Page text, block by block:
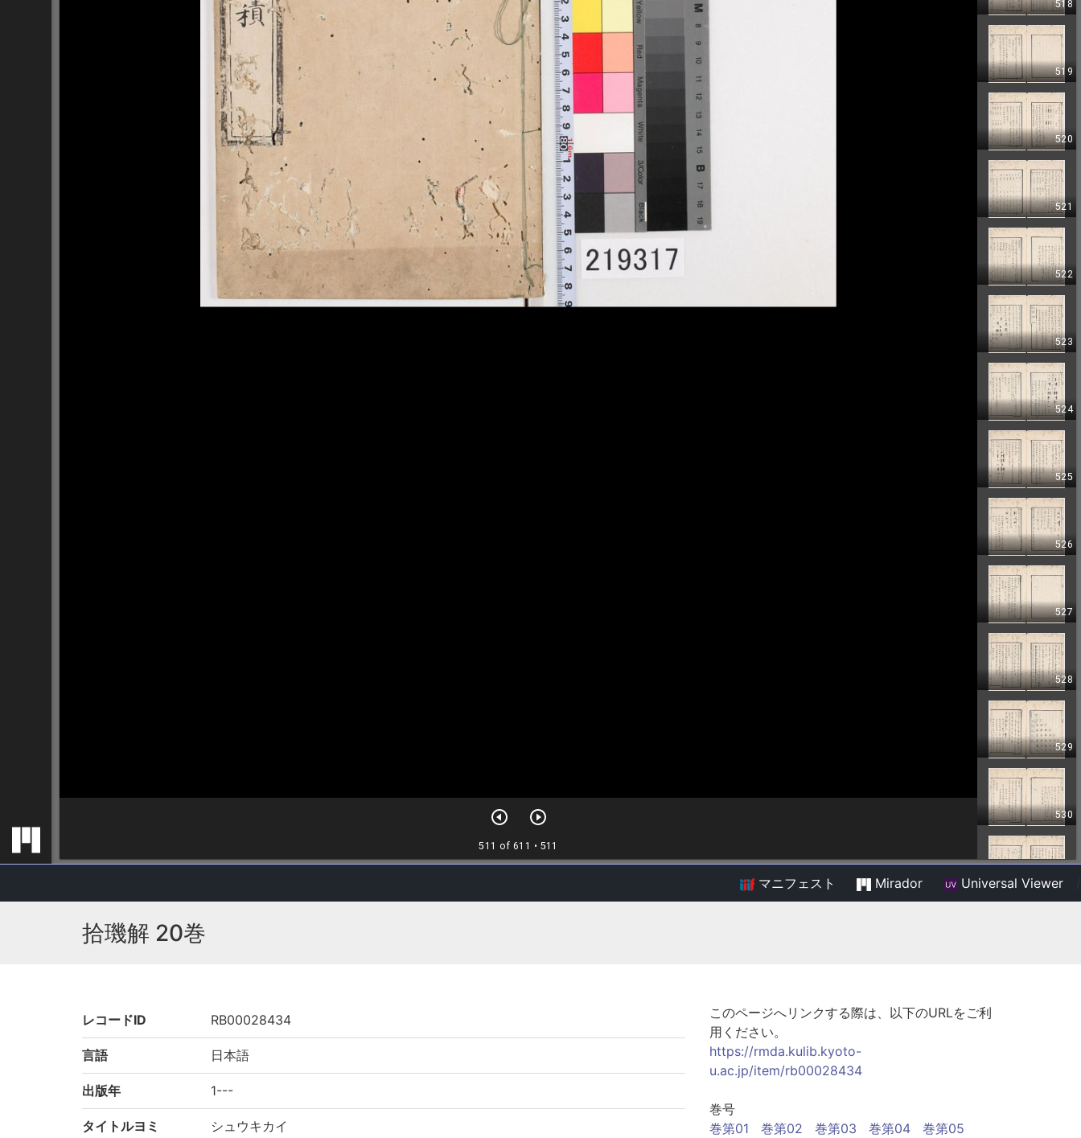
マニフェスト Mirador Universal Viewer
拾璣解 20巻
レコードID RB00028434
言語 日本語
出版年 1---
タイトルヨミ シュウキカイ
このページへリンクする際は、以下のURLをご利
用ください。
https://rmda.kulib.kyoto-
u.ac.jp/item/rb00028434
巻号
巻第01
巻第02 巻第03 巻第04
巻第05